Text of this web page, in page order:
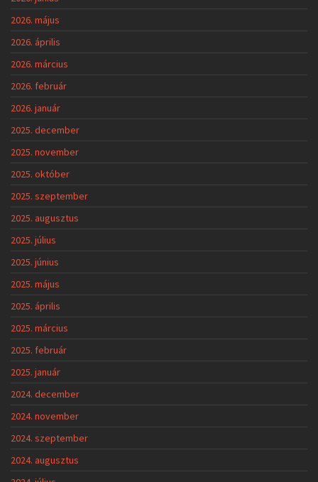
2026. május
2026. április
2026. március
2026. február
2026. január
2025. december
2025. november
2025. október
2025. szeptember
2025. augusztus
2025. július
2025. június
2025. május
2025. április
2025. március
2025. február
2025. január
2024. december
2024. november
2024. szeptember
2024. augusztus